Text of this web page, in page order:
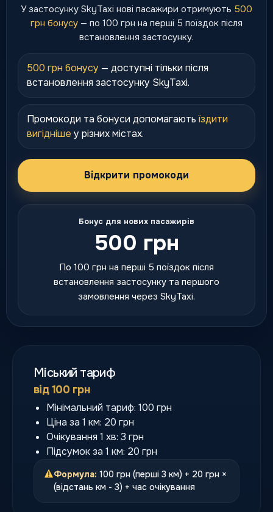
У застосунку SkyTaxi нові пасажири отримують 500
грн бонусу — по 100 грн на перші 5 поїздок після
встановлення застосунку.
500 грн бонусу — доступні тільки після
встановлення застосунку SkyTaxi.
Промокоди та бонуси допомагаютьїздити
вигідніше у різних містах.
Відкрити промокоди
Бонус для нових пасажирів
500 грн
По 100 грн на перші 5 поїздок після
встановлення застосунку та першого
замовлення через SkyTaxi.
Міський тариф
від 100 грн
Мінімальний тариф: 100 грн
Ціна за 1 км: 20 грн
Очікування 1 хв: 3 грн
Підсумок за 1 км: 20 грн
Формула: 100 грн (перші 3 км) + 20 грн ×
(відстань км - 3) + час очікування